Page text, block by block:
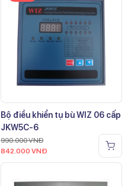
Bộ điều khiển tụ bù WIZ 06 cấp
JKW5C-6
990.000VNĐ
842.000 VNĐ